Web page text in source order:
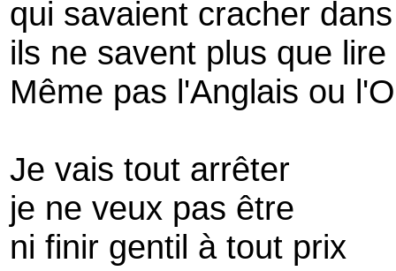
qui savaient cracher
ils ne savent plus que
Même pas l'Anglais ou
Je vais tout arrêter
je ne veux pas être
ni finir gentil à tout prix